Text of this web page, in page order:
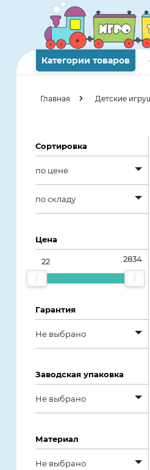
Категории товаров
Главная Детские
Сортировка
по цене
по цене
дорогим
от дорогих к
по складу
в наличии
под заказ
Цена
Гарантия
Не выбрано
1 год от
производителя
6 месяцев
Заводская упаковка
Не выбрано
Без упаковки
Материал
Не выбрано